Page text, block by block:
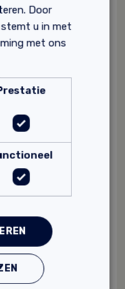
Door
u in met
met ons